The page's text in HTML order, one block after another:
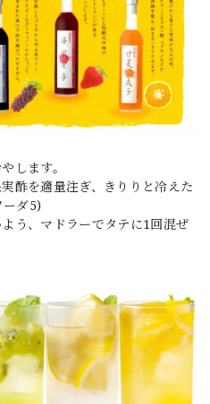
します。
酢を適量注ぎ、きりりと冷えた
ーダ5)
う、マドラーでタテに1回混ぜ